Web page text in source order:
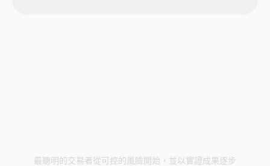
最聰明的交易者從可控的風險開始，並以實證成果逐步